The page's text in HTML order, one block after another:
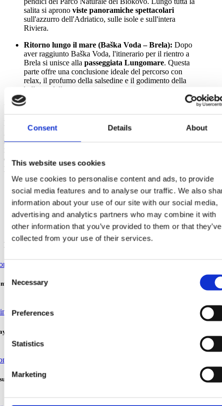
Consent Details About
This website uses cookies
We use cookies to personalise content and ads, to provide
social media features and to analyse our traffic. We also
information about your use of our site with our social media,
advertising and analytics partners who may combine it with
other information that you’ve provided to them or that they’ve
collected from your use of their services.
Selection
Necessary
Preferences
Statistics
Marketing
salita si aprono viste panoramiche spettacolari
sull'azzurro dell'Adriatico, sulle isole e sull'intera
Riviera.
Ritorno lungo il mare (Baška Voda – Brela): Dopo
aver raggiunto Baška Voda, l'itinerario per il rientro a
Brela si unisce alla passeggiata Lungomare. Questa
parte offre una conclusione ideale del percorso con
relax, il profumo della salsedine e il godimento della
bellezza della costa.
✨Viste Spettacolari
Lungo tutto il percorso, in particolare sul tratto sterrato,
godrete divisteininterrotte e meravigliose sull'Adriatico e
sulle isole della Dalmazia centrale. Questo itinerario
rappresenta l'opportunità perfetta per conoscere attivamente la
diversità del paesaggio della Riviera di Makarska – dalle
pendici del Biokovo alla costa mediterranea.
Discover more
- gratis
Vruja – Dove la montagna incontra il mare